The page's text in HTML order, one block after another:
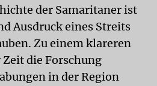
der Samaritaner ist
Ausdruck eines Streits
Zu einem klareren
die Forschung
in der Region